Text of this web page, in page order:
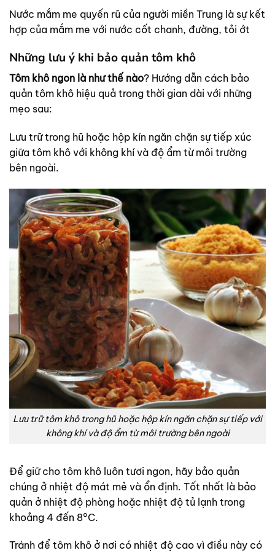
Nước mắm me quyến rũ của người miền Trung là sự kết
hợp của mắm me với nước cốt chanh, đường, tỏi ớt
Những lưu ý khi bảo quản tôm khô
Tôm khô ngon là như thế nào? Hướng dẫn cách bảo
quản tôm khô hiệu quả trong thời gian dài với những
mẹo sau:
Lưu trữ trong hũ hoặc hộp kín ngăn chặn sự tiếp xúc
giữa tôm khô với không khí và độ ẩm từ môi trường
bên ngoài.
Lưu trữ tôm khô trong hũ hoặc hộp kín ngăn chặn sự tiếp với
không khí và độ ẩm từ môi trường bên ngoài
Để giữ cho tôm khô luôn tươi ngon, hãy bảo quản
chúng ở nhiệt độ mát mẻ và ổn định. Tốt nhất là bảo
quản ở nhiệt độ phòng hoặc nhiệt độ tủ lạnh trong
khoảng 4 đến 8°C.
Tránh để tôm khô ở nơi có nhiệt độ cao vì điều này có